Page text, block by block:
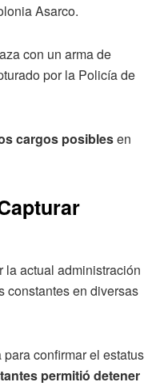
Asarco.
con un arma de
por la Policía de
cargos posiblesen
la actual administración
constantes en diversas
confirmar el estatus
permitió detener